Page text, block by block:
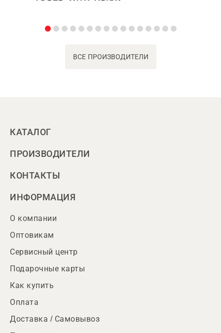
ВСЕ ПРОИЗВОДИТЕЛИ
КАТАЛОГ
ПРОИЗВОДИТЕЛИ
КОНТАКТЫ
ИНФОРМАЦИЯ
О компании
Оптовикам
Сервисный центр
Подарочные карты
Как купить
Оплата
Доставка / Самовывоз